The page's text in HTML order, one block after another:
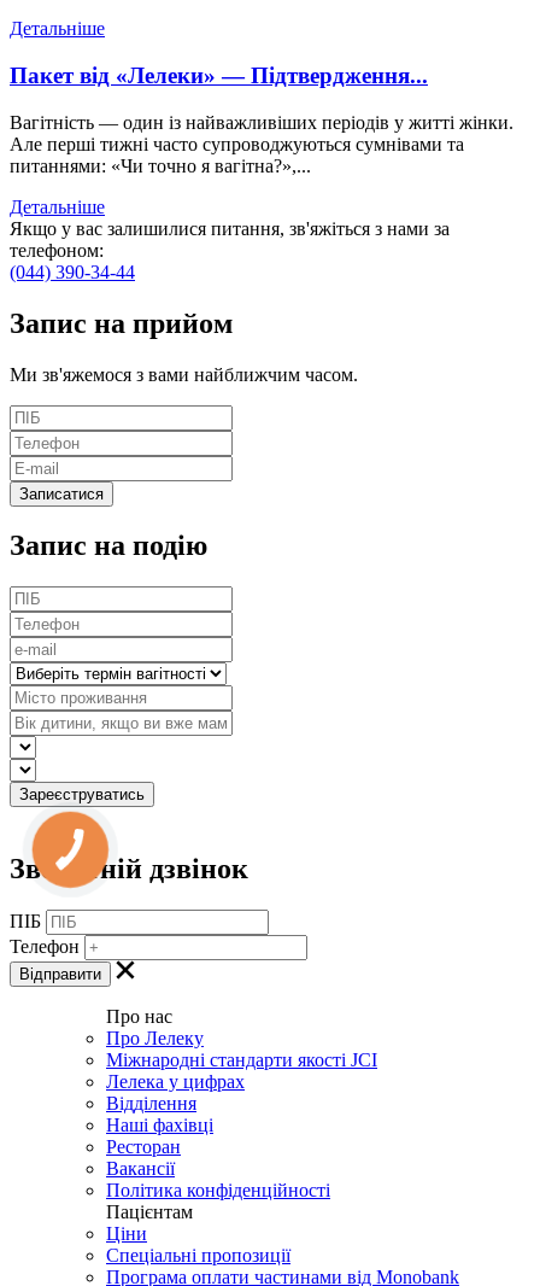
Детальніше
Пакет від «Лелеки» — Підтвердження...
Вагітність — один із найважливіших періодів у житті жінки.
Але перші тижні часто супроводжуються сумнівами та
питаннями: «Чи точно я вагітна?»,...
Детальніше
Якщо у вас залишилися питання, зв'яжіться з нами за
телефоном:
(044) 390-34-44
Запис на прийом
Ми зв'яжемося з вами найближчим часом.
Запис на подію
Зворотній дзвінок
ПІБ
Телефон
Про нас
Про Лелеку
Міжнародні стандарти якості JCI
Лелека у цифрах
Відділення
Наші фахівці
Ресторан
Вакансії
Політика конфіденційності
Пацієнтам
Ціни
Спеціальні пропозиції
Програма оплати частинами від Monobank